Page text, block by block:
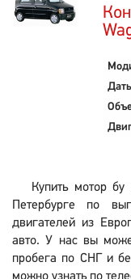
Купить мотор
Петербурге по
двигателей из
авто. У нас вы
пробега по СНГ и